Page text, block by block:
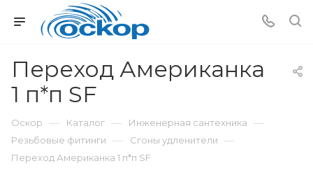
Переход Американка
1 п*п SF
Оскор — Каталог — Инженерная сантехника —
Резьбовые фитинги — Сгоны удленители —
Переход Американка 1 п*п SF